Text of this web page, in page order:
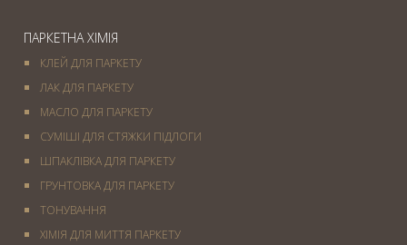
ПАРКЕТНА ХІМІЯ
КЛЕЙ ДЛЯ ПАРКЕТУ
ЛАК ДЛЯ ПАРКЕТУ
МАСЛО ДЛЯ ПАРКЕТУ
СУМІШІ ДЛЯ СТЯЖКИ ПІДЛОГИ
ШПАКЛІВКА ДЛЯ ПАРКЕТУ
ГРУНТОВКА ДЛЯ ПАРКЕТУ
ТОНУВАННЯ
ХІМІЯ ДЛЯ МИТТЯ ПАРКЕТУ